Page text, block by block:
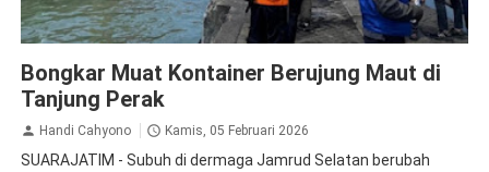
Bongkar Muat Kontainer Berujung Maut di
Tanjung Perak
Handi Cahyono Kamis, 05 Februari 2026
SUARAJATIM - Subuh di dermaga Jamrud Selatan berubah